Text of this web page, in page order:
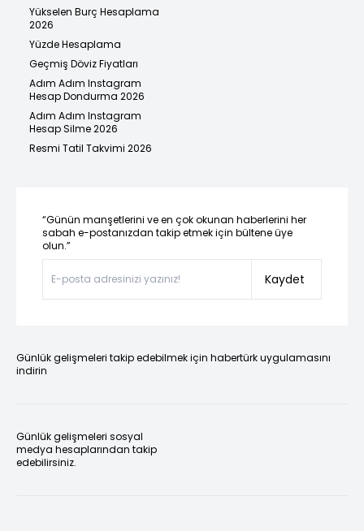
Yükselen Burç Hesaplama
2026
Yüzde Hesaplama
Geçmiş Döviz Fiyatları
Adım Adım Instagram
Hesap Dondurma 2026
Adım Adım Instagram
Hesap Silme 2026
Resmi Tatil Takvimi 2026
“Günün manşetlerini ve en çok okunan haberlerini her
sabah e-postanızdan takip etmek için bültene üye
olun.”
Kaydet
Günlük gelişmeleri takip edebilmek için habertürk uygulamasını
indirin
Günlük gelişmeleri sosyal
medya hesaplarından takip
edebilirsiniz.